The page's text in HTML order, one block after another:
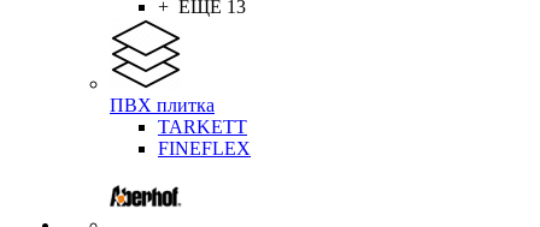
+ ЕЩЕ 13
ПВХ плитка
TARKETT
FINEFLEX